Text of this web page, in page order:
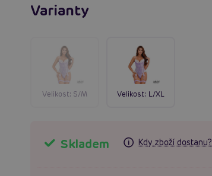
Varianty
Velikost: S/M Velikost: L/XL
Skladem Kdy zboží dostanu?